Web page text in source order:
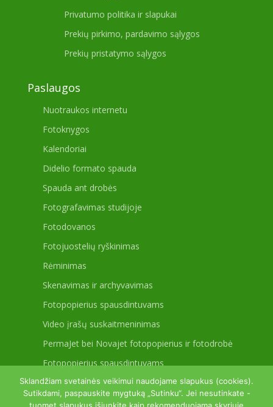
Privatumo politika ir slapukai
Prekių pirkimo, pardavimo sąlygos
Prekių pristatymo sąlygos
Paslaugos
Nuotraukos internetu
Fotoknygos
Kalendoriai
Didelio formato spauda
Spauda ant drobės
Fotografavimas studijoje
Fotodovanos
Fotojuostelių ryškinimas
Rėminimas
Skenavimas ir archyvavimas
Fotopopierius spausdintuvams
Video įrašų suskaitmeninimas
PermaJet bei Novajet fotopopierius ir fotodrobė
Fotopopierius spausdintuvams
Sklandžiam svetainės veikimui naudojame slapukus (cookies).
Sutikdami, paspauskite mygtuką „Sutinku“. Jei nesutinkate -